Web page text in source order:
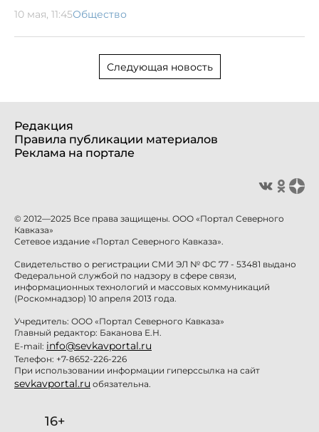
10 мая, 11:45Общество
Следующая новость
Редакция
Правила публикации материалов
Реклама на портале
© 2012—2025 Все права защищены. ООО «Портал Северного
Кавказа»
Сетевое издание «Портал Северного Кавказа».
Свидетельство о регистрации СМИ ЭЛ № ФС 77 - 53481 выдано
Федеральной службой по надзору в сфере связи,
информационных технологий и массовых коммуникаций
(Роскомнадзор) 10 апреля 2013 года.
Учредитель: ООО «Портал Северного Кавказа»
Главный редактор: Баканова Е.Н.
E-mail: info@sevkavportal.ru
Телефон: +7-8652-226-226
При использовании информации гиперссылка на сайт
sevkavportal.ru обязательна.
16+